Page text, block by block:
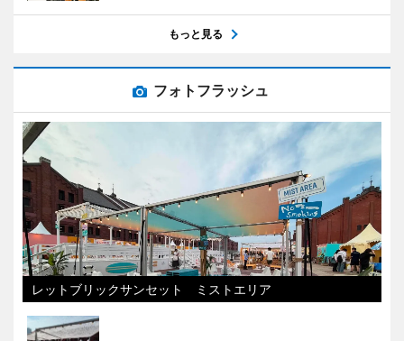
もっと見る
フォトフラッシュ
レットブリックサンセット ミストエリア